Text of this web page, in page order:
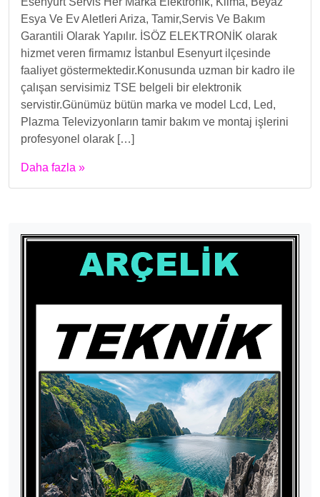
Esya Ve Ev Aletleri Ariza, Tamir,Servis Ve Bakım
Garantili Olarak Yapılır. İSÖZ ELEKTRONİK olarak
hizmet veren firmamız İstanbul Esenyurt ilçesinde
faaliyet göstermektedir.Konusunda uzman bir kadro ile
çalışan servisimiz TSE belgeli bir elektronik
servistir.Günümüz bütün marka ve model Lcd, Led,
Plazma Televizyonların tamir bakım ve montaj işlerini
profesyonel olarak […]
Daha fazla »